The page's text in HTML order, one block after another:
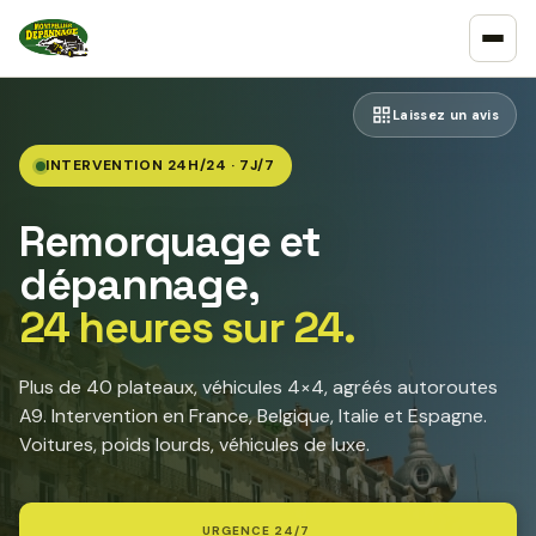
Laissez un avis
INTERVENTION 24H/24 · 7J/7
Remorquage et
dépannage,
24 heures sur 24.
Plus de 40 plateaux, véhicules 4×4, agréés autoroutes
A9. Intervention en France, Belgique, Italie et Espagne.
Voitures, poids lourds, véhicules de luxe.
URGENCE 24/7